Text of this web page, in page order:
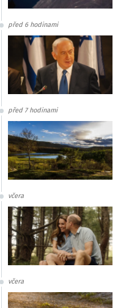
před 6 hodinami
před 7 hodinami
včera
včera